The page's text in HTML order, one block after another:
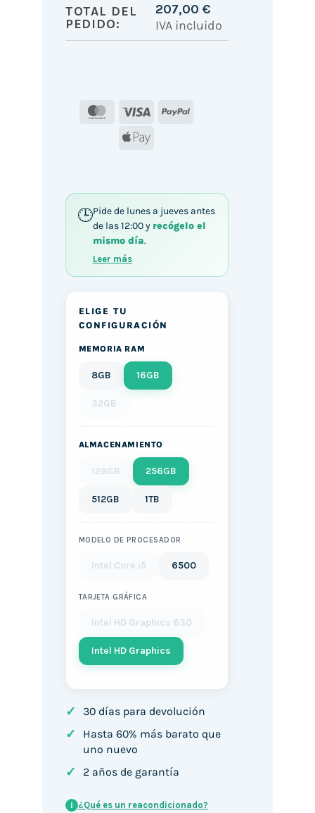
TOTAL DEL
PEDIDO:
207,00 €
IVA incluido
MasterCard
Visa
PayPal
Apple
Pide de lunes a jueves antes
de las 12:00 y recógelo el
mismo día.
Leer más
ELIGE TU
CONFIGURACIÓN
MEMORIA RAM
8GB 16GB
32GB
ALMACENAMIENTO
128GB 256GB
512GB 1TB
MODELO DE PROCESADOR
Intel Core i5 6500
TARJETA GRÁFICA
Intel HD Graphics 630
Intel HD Graphics
✓ 30 días para devolución
✓
Hasta 60% más barato que
uno nuevo
✓ 2 años de garantía
i ¿Qué es un reacondicionado?